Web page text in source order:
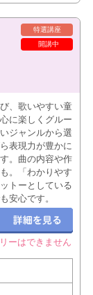
特選講座
開講中
、歌いやすい童
に楽しくグルー
ジャンルから選
表現力が豊かに
。曲の内容や作
。「わかりやす
トーとしている
安心です。
ーはできません